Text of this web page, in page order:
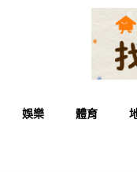
娛樂 體育